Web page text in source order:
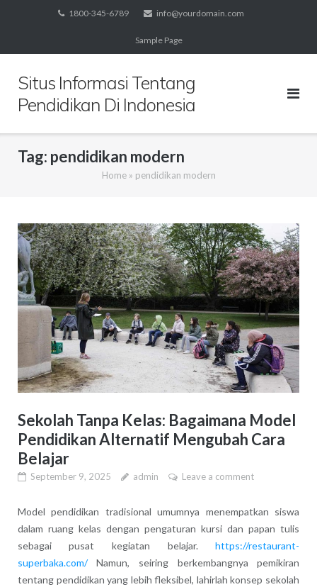
1800-345-6789 info@yourdomain.com
Sample Page
Situs Informasi Tentang
Pendidikan Di Indonesia
Tag: pendidikan modern
Home» pendidikan modern
Sekolah Tanpa Kelas: Bagaimana Model
Pendidikan Alternatif Mengubah Cara
Belajar
September 9, 2025 admin Leave a comment
Model pendidikan tradisional umumnya menempatkan siswa
dalam ruang kelas dengan pengaturan kursi dan papan tulis
sebagai pusat kegiatan belajar.https://restaurant-
superbaka.com/Namun, seiring berkembangnya pemikiran
tentang pendidikan yang lebih fleksibel, lahirlah konsep sekolah